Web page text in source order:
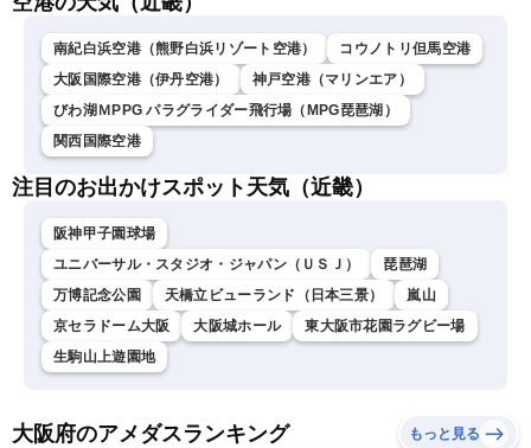
南紀白浜空港（熊野白浜リゾート空港）
コウノトリ但馬空港
大阪国際空港（伊丹空港）
神戸空港（マリンエア）
びわ湖ＭPPG パラグライダー飛行場（MPG琵琶湖）
関西国際空港
注目のお出かけスポット天気（近畿）
阪神甲子園球場
ユニバーサル・スタジオ・ジャパン（ＵＳＪ）
琵琶湖
万博記念公園
天橋立ビューランド（日本三景）
嵐山
京セラドーム大阪
大阪城ホール
東大阪市花園ラグビー場
生駒山上遊園地
大阪府のアメダスランキング もっと見る